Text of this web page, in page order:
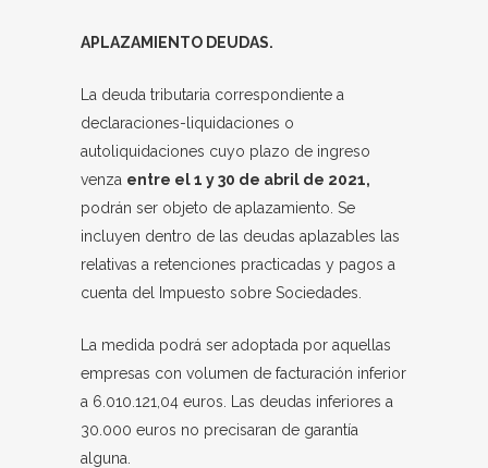
APLAZAMIENTO DEUDAS.
La deuda tributaria correspondiente a
declaraciones-liquidaciones o
autoliquidaciones cuyo plazo de ingreso
venza entre el 1 y 30 de abril de 2021,
podrán ser objeto de aplazamiento. Se
incluyen dentro de las deudas aplazables las
relativas a retenciones practicadas y pagos a
cuenta del Impuesto sobre Sociedades.
La medida podrá ser adoptada por aquellas
empresas con volumen de facturación inferior
a 6.010.121,04 euros. Las deudas inferiores a
30.000 euros no precisaran de garantía
alguna.